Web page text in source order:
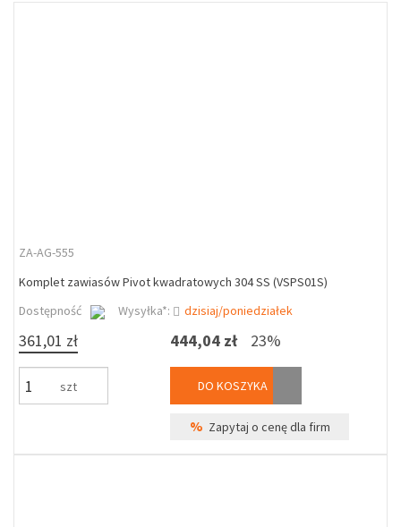
ZA-AG-555
Komplet zawiasów Pivot kwadratowych 304 SS (VSPS01S)
Dostępność
Wysyłka*: dzisiaj/poniedziałek
361,01 zł
szt
444,04 zł 23%
DO KOSZYKA
% Zapytaj o cenę dla firm